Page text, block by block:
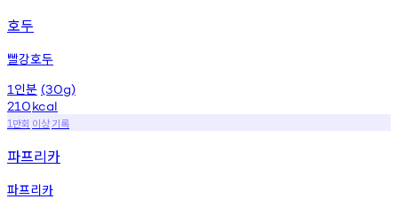
호두
빨강호두
1 인분 (30g)
210kcal
1 만회 이상기록
파프리카
파프리카